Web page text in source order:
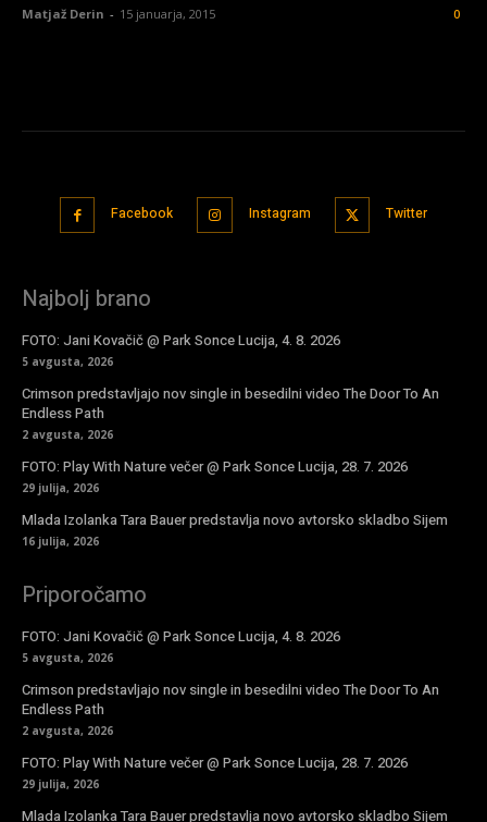
Matjaž Derin - 15 januarja, 2015 0
Facebook Instagram Twitter
Najbolj brano
FOTO: Jani Kovačič @ Park Sonce Lucija, 4. 8. 2026
5 avgusta, 2026
Crimson predstavljajo nov single in besedilni video The Door To An
Endless Path
2 avgusta, 2026
FOTO: Play With Nature večer @ Park Sonce Lucija, 28. 7. 2026
29 julija, 2026
Mlada Izolanka Tara Bauer predstavlja novo avtorsko skladbo Sijem
16 julija, 2026
Priporočamo
FOTO: Jani Kovačič @ Park Sonce Lucija, 4. 8. 2026
5 avgusta, 2026
Crimson predstavljajo nov single in besedilni video The Door To An
Endless Path
2 avgusta, 2026
FOTO: Play With Nature večer @ Park Sonce Lucija, 28. 7. 2026
29 julija, 2026
Mlada Izolanka Tara Bauer predstavlja novo avtorsko skladbo Sijem